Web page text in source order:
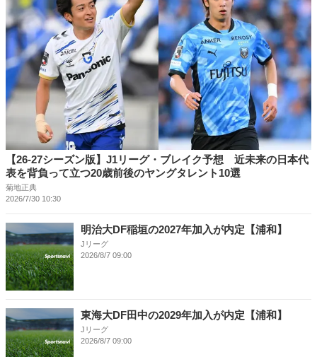
【26-27シーズン版】J1リーグ・ブレイク予想 近未来の日本代
表を背負って立つ20歳前後のヤングタレント10選
菊地正典
2026/7/30 10:30
明治大DF稲垣の2027年加入が内定【浦和】
Jリーグ
2026/8/7 09:00
東海大DF田中の2029年加入が内定【浦和】
Jリーグ
2026/8/7 09:00